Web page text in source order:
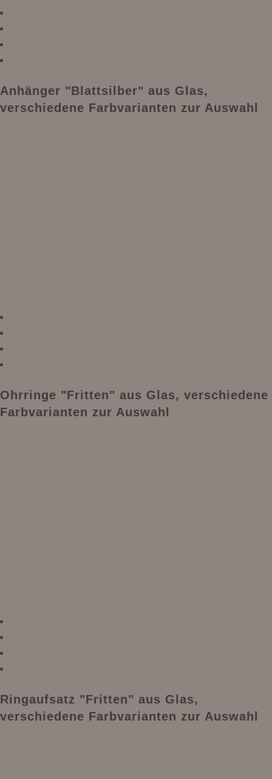
Anhänger "Blattsilber" aus Glas,
verschiedene Farbvarianten zur Auswahl
Ohrringe "Fritten" aus Glas, verschiedene
Farbvarianten zur Auswahl
Ringaufsatz "Fritten" aus Glas,
verschiedene Farbvarianten zur Auswahl